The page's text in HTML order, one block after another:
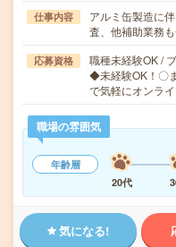
仕事内容
アルミ缶製造に
査、他補助業務
応募資格
職種未経験OK /
◆未経験OK！〇
で気軽にオンラ
職場の雰囲気
年齢層
20代
気になる!